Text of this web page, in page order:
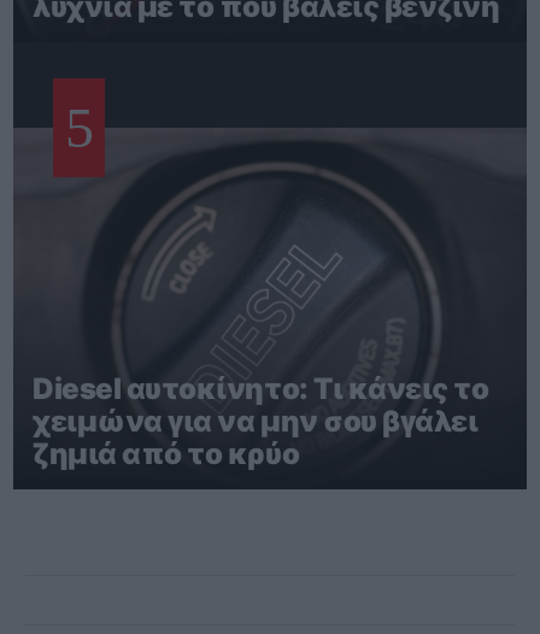
5
Diesel αυτοκίνητο: Τι κάνεις το
χειμώνα για να μην σου βγάλει
ζημιά από το κρύο